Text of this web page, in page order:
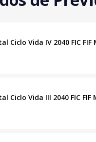
Ciclo Vida IV 2040 FIC
Ciclo Vida III 2040 FIC